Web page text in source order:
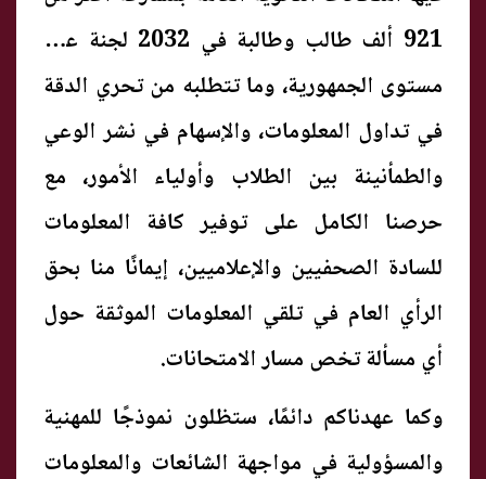
921 ألف طالب وطالبة في 2032 لجنة على
مستوى الجمهورية، وما تتطلبه من تحري الدقة
في تداول المعلومات، والإسهام في نشر الوعي
والطمأنينة بين الطلاب وأولياء الأمور، مع
حرصنا الكامل على توفير كافة المعلومات
للسادة الصحفيين والإعلاميين، إيمانًا منا بحق
الرأي العام في تلقي المعلومات الموثقة حول
أي مسألة تخص مسار الامتحانات.
وكما عهدناكم دائمًا، ستظلون نموذجًا للمهنية
والمسؤولية في مواجهة الشائعات والمعلومات